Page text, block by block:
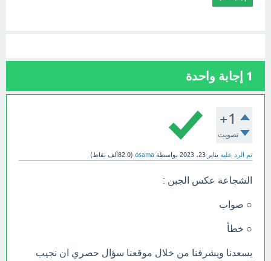
1 إجابة واحدة
+1
تصويت
تم الرد عليه يناير 23، 2023 بواسطة osama
(82.0ألف نقاط)
الشجاعة عكس الجبن :
○ صواب
○ خطأ
يسعدنا ويشرفنا من خلال موقعنا سؤال حصري ان نجيب